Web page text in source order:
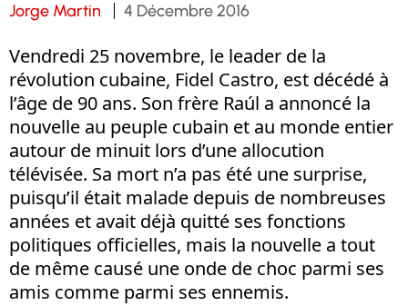
Jorge Martin 4 Décembre 2016
Vendredi 25 novembre, le leader de la
révolution cubaine, Fidel Castro, est décédé à
l’âge de 90 ans. Son frère Raúl a annoncé la
nouvelle au peuple cubain et au monde entier
autour de minuit lors d’une allocution
télévisée. Sa mort n’a pas été une surprise,
puisqu’il était malade depuis de nombreuses
années et avait déjà quitté ses fonctions
politiques officielles, mais la nouvelle a tout
de même causé une onde de choc parmi ses
amis comme parmi ses ennemis.